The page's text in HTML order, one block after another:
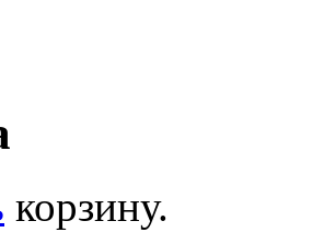
корзину.